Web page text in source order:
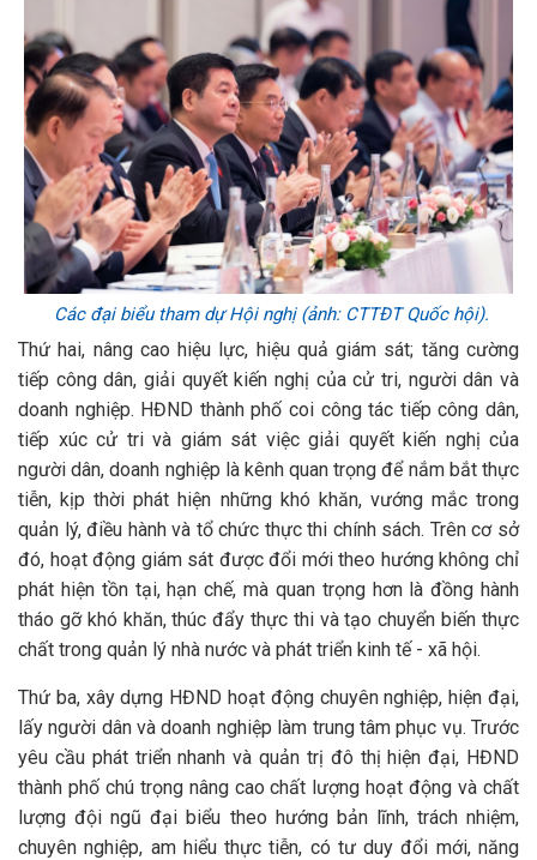
Các đại biểu tham dự Hội nghị (ảnh: CTTĐT Quốc hội).
Thứ hai, nâng cao hiệu lực, hiệu quả giám sát; tăng cường
tiếp công dân, giải quyết kiến nghị của cử tri, người dân và
doanh nghiệp. HĐND thành phố coi công tác tiếp công dân,
tiếp xúc cử tri và giám sát việc giải quyết kiến nghị của
người dân, doanh nghiệp là kênh quan trọng để nắm bắt thực
tiễn, kịp thời phát hiện những khó khăn, vướng mắc trong
quản lý, điều hành và tổ chức thực thi chính sách. Trên cơ sở
đó, hoạt động giám sát được đổi mới theo hướng không chỉ
phát hiện tồn tại, hạn chế, mà quan trọng hơn là đồng hành
tháo gỡ khó khăn, thúc đẩy thực thi và tạo chuyển biến thực
chất trong quản lý nhà nước và phát triển kinh tế - xã hội.
Thứ ba, xây dựng HĐND hoạt động chuyên nghiệp, hiện đại,
lấy người dân và doanh nghiệp làm trung tâm phục vụ. Trước
yêu cầu phát triển nhanh và quản trị đô thị hiện đại, HĐND
thành phố chú trọng nâng cao chất lượng hoạt động và chất
lượng đội ngũ đại biểu theo hướng bản lĩnh, trách nhiệm,
chuyên nghiệp, am hiểu thực tiễn, có tư duy đổi mới, năng